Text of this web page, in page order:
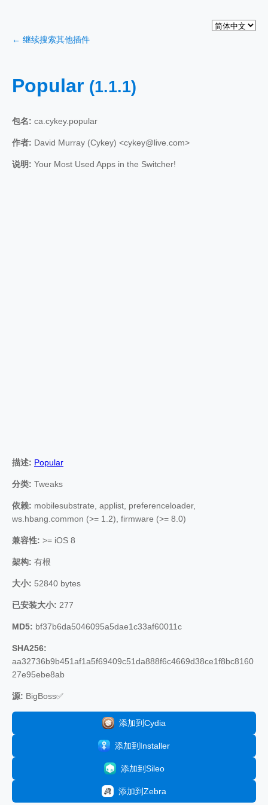
← 继续搜索其他插件
Popular (1.1.1)
包名: ca.cykey.popular
作者: David Murray (Cykey) <cykey@live.com>
说明: Your Most Used Apps in the Switcher!
描述: Popular
分类: Tweaks
依赖: mobilesubstrate, applist, preferenceloader,
ws.hbang.common (>= 1.2), firmware (>= 8.0)
兼容性: >= iOS 8
架构: 有根
大小: 52840 bytes
已安装大小: 277
MD5: bf37b6da5046095a5dae1c33af60011c
SHA256:
aa32736b9b451af1a5f69409c51da888f6c4669d38ce1f8bc8160
27e95ebe8ab
源: BigBoss✅
添加到Cydia
添加到Installer
添加到Sileo
添加到Zebra